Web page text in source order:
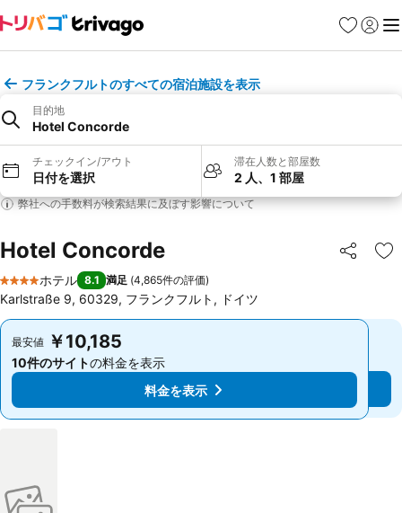
お気に入り
ログイ
メ
フランクフルトのすべての宿泊施設を表示
目的地
Hotel Concorde
チェックイン/アウト
日付を選択
滞在人数と部屋数
2 人、1 部屋
弊社への手数料が検索結果に及ぼす影響について
Hotel Concorde シェア
お
4 ホテルのランク
ホテル 8.1 満足 (4,865件の評価)
Karlstraße 9, 60329, フランクフルト, ドイツ
最安値 ￥10,185
10件のサイトの料金を表示
料金を表示
最安値 ￥10,185
10件のサイトの料金を表示
料金を表示